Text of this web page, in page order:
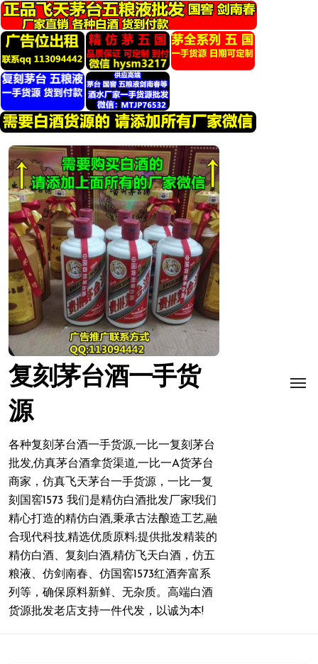
转
到
内
容
复刻茅台酒一手货
源
各种复刻茅台酒一手货源,一比一复刻茅台
批发,仿真茅台酒拿货渠道,一比一A货茅台
商家，仿真飞天茅台一手货源，一比一复
刻国窖1573 我们是精仿白酒批发厂家!我们
精心打造的精仿白酒,秉承古法酿造工艺,融
合现代科技,精选优质原料;提供批发精装的
精仿白酒、复刻白酒,精仿飞天白酒，仿五
粮液、仿剑南春、仿国窖1573红酒奔富系
列等，确保原料新鲜、无杂质。高端白酒
货源批发老店支持一件代发，以诚为本!